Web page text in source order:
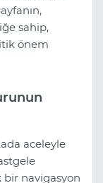
sahip,
önem
aceleyle
bir navigasyon